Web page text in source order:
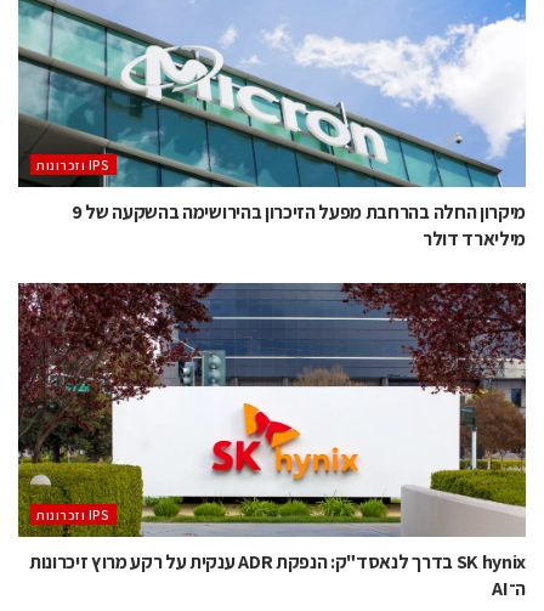
מיקרון החלה בהרחבת מפעל הזיכרון בהירושימה בהשקעה של 9
מיליארד דולר
SK hynix בדרך לנאסד"ק: הנפקת ADR ענקית על רקע מרוץ זיכרונות
ה־AI